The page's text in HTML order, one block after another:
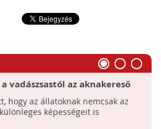
vadászsastól az aknakereső
hogy az állatoknak nemcsak az
képességeit is